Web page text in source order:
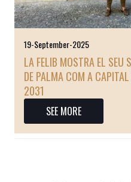
19-September-2025
LA FELIB MOSTRA EL SEU
DE PALMA COM A
2031
SEE MORE